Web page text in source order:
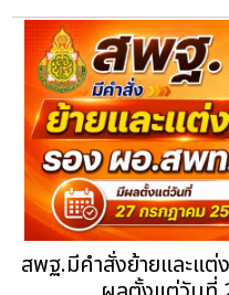
สพฐ.มีคำสั่งย้ายและแ